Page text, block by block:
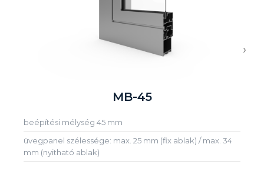
MB-45
beépítési mélység 45 mm
üvegpanel szélessége: max. 25 mm (fix ablak) / max. 34
mm (nyitható ablak)
›